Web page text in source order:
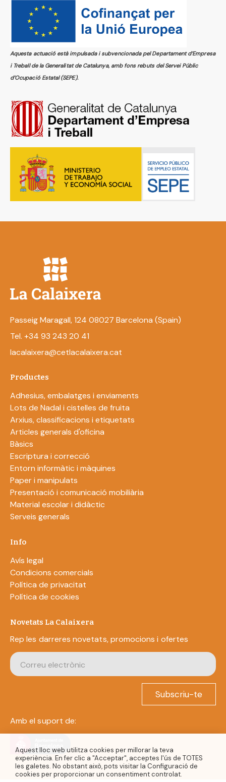
Aquesta actuació està impulsada i subvencionada pel Departament d’Empresa
i Treball de la Generalitat de Catalunya, amb fons rebuts del Servei Públic
d’Ocupació Estatal (SEPE).
Passeig Maragall, 124 08027 Barcelona (Spain)
Tel. +34 93 243 20 41
lacalaixera@cetlacalaixera.cat
Productes
Adhesius, embalatges i enviaments
Lots de Nadal i cistelles de fruita
Arxius, classificacions i etiquetats
Articles generals d'oficina
Bàsics
Escriptura i correcció
Entorn informàtic i màquines
Paper i manipulats
Presentació i comunicació mobiliària
Material escolar i didàctic
Serveis generals
Info
Avís legal
Condicions comercials
Política de privacitat
Política de cookies
Novetats La Calaixera
Rep les darreres novetats, promocions i ofertes
Subscriu-te
Amb el suport de:
Aquest lloc web utilitza cookies per millorar la teva
experiència. En fer clic a "Acceptar", acceptes l'ús de TOTES
les galetes. No obstant això, pots visitar la Configuració de
cookies per proporcionar un consentiment controlat.